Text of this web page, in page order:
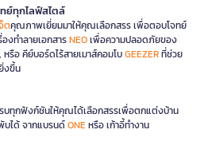
ย์ทุกไลฟ์สไตล์
ตคุณภาพเยี่ยมมาให้คุณเลือกสรร เพื่อตอบโจทย์
งทำลายเอกสารNEOเพื่อความปลอดภัยของ
, หรือ คีย์บอร์ดไร้สายเมาส์คอมโบGEEZERที่ช่วย
งขึ้น
บทุกฟังก์ชันให้คุณได้เลือกสรรเพื่อตกแต่งบ้าน
บได้ จากแบรนด์ONEหรือ เก้าอี้ทำงาน